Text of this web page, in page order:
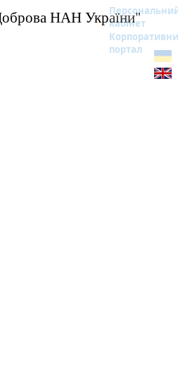
НАН України"
кабінет
портал